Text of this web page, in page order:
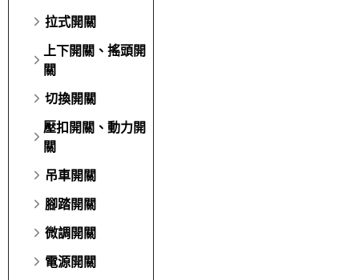
拉式開關
上下開關、搖頭開
關
切換開關
壓扣開關、動力開
關
吊車開關
腳踏開關
微調開關
電源開關